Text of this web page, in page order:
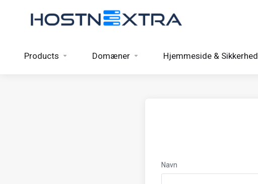
Products Domæner Hjemmeside & Sikkerhed
Navn